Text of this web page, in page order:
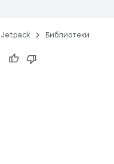
Jetpack Библиотеки